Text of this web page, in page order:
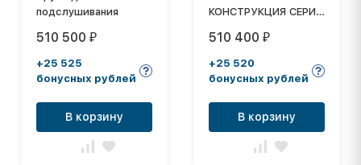
подслушивания
510 500 ₽
+25 525
бонусных рублей
В корзину
КОНСТРУКЦИЯ СЕРИЯ
510 400 ₽
+25 520
бонусных рублей
В корзину